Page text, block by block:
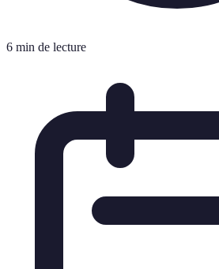
6 min de lecture